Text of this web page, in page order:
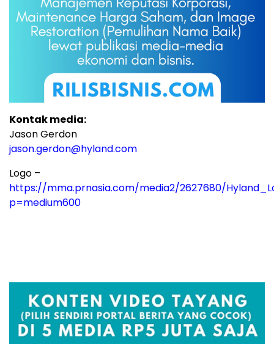
Kontak media:
Jason Gerdon
jason.gerdon@hyland.com
Logo –
https://mma.prnasia.com/media2/2627680/
p=medium600